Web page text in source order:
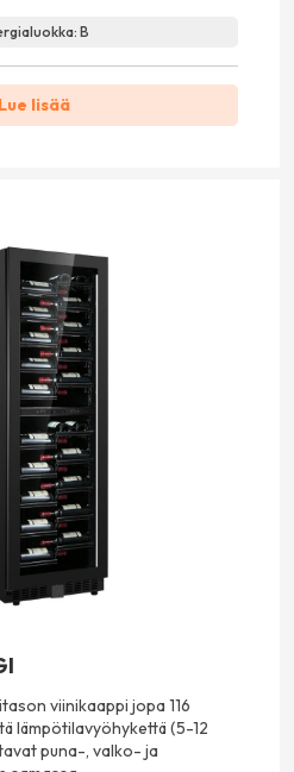
B
Lue lisää
viinikaappi jopa 116
lämpötilavyöhykettä (5-12
puna-, valko- ja